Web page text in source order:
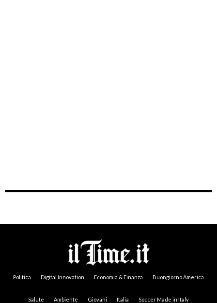
Politica Digital Innovation Economia & Finanza Buongiorno America
Salute Ambiente Giovani Italia Soccer Made in Italy